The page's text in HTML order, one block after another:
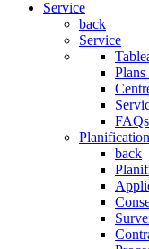
Service
back
Service
FAQs
back